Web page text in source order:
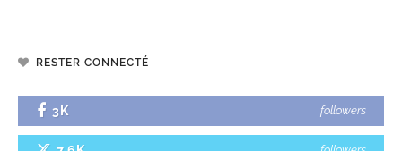
RESTER CONNECTÉ
3K followers